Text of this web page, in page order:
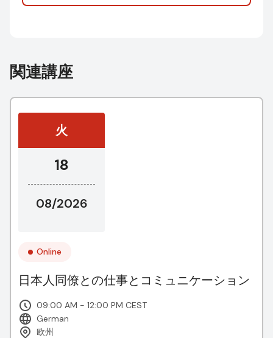
関連講座
火
18
08/2026
Online
日本人同僚との仕事とコミュニケーション
09:00 AM - 12:00 PM CEST
German
欧州